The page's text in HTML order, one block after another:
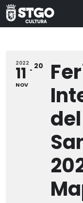
2022
11
NOV
20